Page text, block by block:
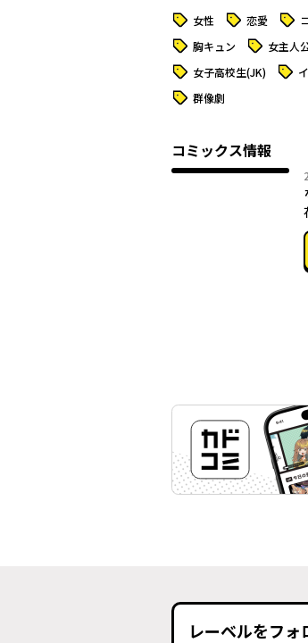
タグ 女性 タグ 恋愛 タグ
タグ 胸キュン タグ 女主人
タグ 女子高校生(JK) タグ
タグ 群像劇
コミックス情報
レーベルをフォ